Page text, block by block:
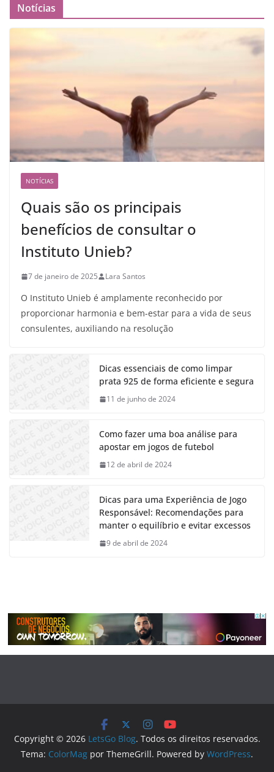
Notícias
NOTÍCIAS
Quais são os principais
benefícios de consultar o
Instituto Unieb?
7 de janeiro de 2025 Lara Santos
O Instituto Unieb é amplamente reconhecido por
proporcionar harmonia e bem-estar para a vida de seus
consulentes, auxiliando na resolução
Dicas essenciais de como limpar
prata 925 de forma eficiente e segura
11 de junho de 2024
Como fazer uma boa análise para
apostar em jogos de futebol
12 de abril de 2024
Dicas para uma Experiência de Jogo
Responsável: Recomendações para
manter o equilíbrio e evitar excessos
9 de abril de 2024
Copyright © 2026 LetsGo Blog. Todos os direitos reservados.
Tema: ColorMag por ThemeGrill. Powered by WordPress.